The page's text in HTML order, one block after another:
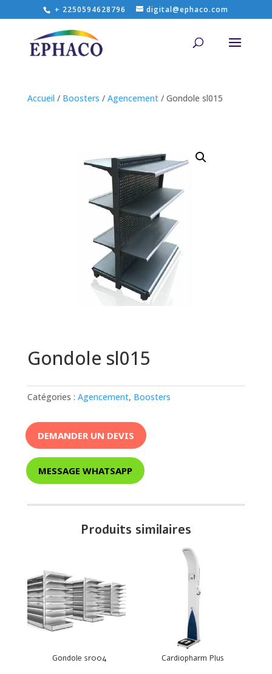
+ 2250594628796 digital@ephaco.com
Accueil / Boosters / Agencement/ Gondole sl015
Gondole sl015
Catégories : Agencement, Boosters
DEMANDER UN DEVIS
MESSAGE WHATSAPP
Produits similaires
Gondole sr004 Cardiopharm Plus